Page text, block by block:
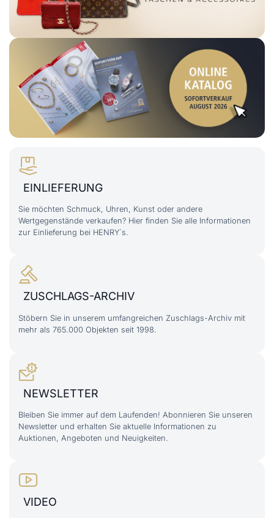
EINLIEFERUNG
Sie möchten Schmuck, Uhren, Kunst oder andere
Wertgegenstände verkaufen? Hier finden Sie alle Informationen
zur Einlieferung bei HENRY´s.
ZUSCHLAGS-ARCHIV
Stöbern Sie in unserem umfangreichen Zuschlags-Archiv mit
mehr als 765.000 Objekten seit 1998.
NEWSLETTER
Bleiben Sie immer auf dem Laufenden! Abonnieren Sie unseren
Newsletter und erhalten Sie aktuelle Informationen zu
Auktionen, Angeboten und Neuigkeiten.
VIDEO